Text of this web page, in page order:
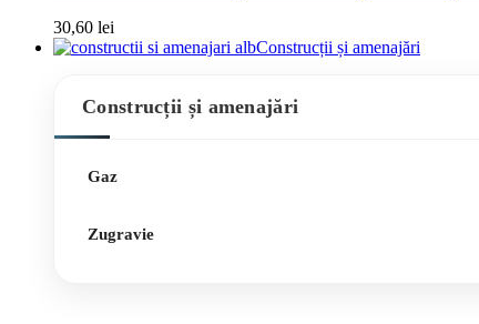
30,60 lei
Construcții și amenajări
Construcții și amenajări
Gaz
Zugravie